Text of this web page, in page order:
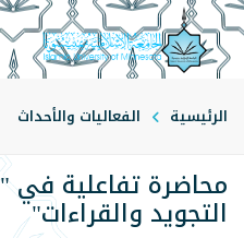
الرئيسية الفعاليات والأحداث
محاضرة تفاعلية
التجويد والقراءات"